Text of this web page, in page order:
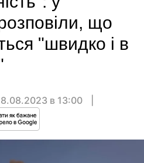
що
"швидко і в
в 13:00